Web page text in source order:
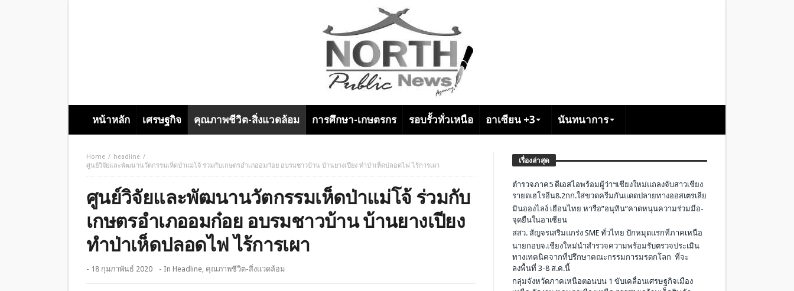
หน้าหลัก เศรษฐกิจ คุณภาพชีวิต-สิ่งแวดล้อม การศึกษา-เกษตรกร รอบรั้วทั่วเหนือ อาเซียน +3 นันทนาการ
Home
headline
ศูนย์วิจัยและพัฒนานวัตกรรมเห็ดป่าแม่โจ้ ร่วมกับเกษตรอำเภออมก๋อย อบรมชาวบ้าน บ้านยางเปียง ทำป่าเห็ดปลอดไฟ ไร้การเผา
ศูนย์วิจัยและพัฒนานวัตกรรมเห็ดป่าแม่โจ้ ร่วมกับ
เกษตรอำเภออมก๋อย อบรมชาวบ้าน บ้านยางเปียง
ทำป่าเห็ดปลอดไฟ ไร้การเผา
- 18 กุมภาพันธ์ 2020 - In Headline, คุณภาพชีวิต-สิ่งแวดล้อม
เรื่องล่าสุด
ตำรวจภาค5 ดีเอสไอพร้อมผู้ว่าฯเชียงใหม่แถลงจับสาวเชียง
รายดเฮโรอีน8.2กก.ใส่ขวดครีมกันแดดปลายทางออสเตรเลีย
มินอองไลง์ เยือนไทย หารือ”อนุทิน”คาดหนุนความร่วมมือ-
จุดยืนในอาเซียน
สสว. สัญจรเสริมแกร่ง SME ทั่วไทย ปักหมุดแรกที่ภาคเหนือ
นายกอบจ.เชียงใหม่นำสำรวจความพร้อมรับตรวจประเมิน
ทางเทคนิคจากที่ปรึกษาคณะกรรมการมรดกโลก ที่จะ
ลงพื้นที่ 3-8 ส.ค.นี้
กลุ่มจังหวัดภาคเหนือตอนบน 1 ขับเคลื่อนเศรษฐกิจเมือง